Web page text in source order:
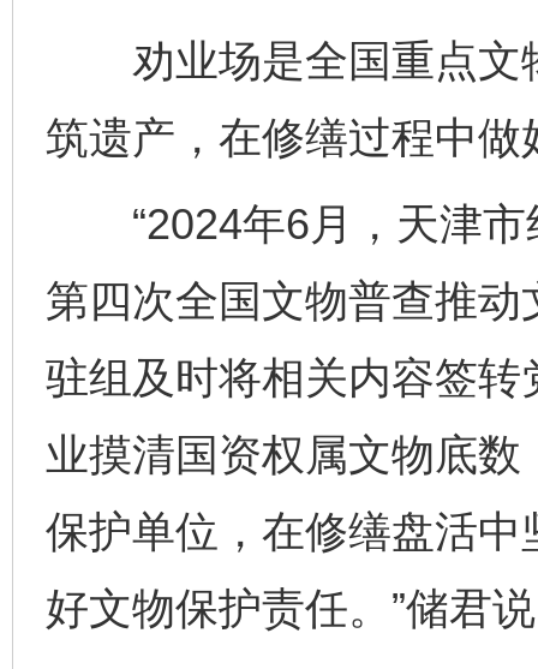
劝业场是全国重点文
筑遗产，在修缮过程中
“2024年6月，天津市
第四次全国文物普查推
驻组及时将相关内容签
业摸清国资权属文物底
保护单位，在修缮盘活
好文物保护责任。”储君